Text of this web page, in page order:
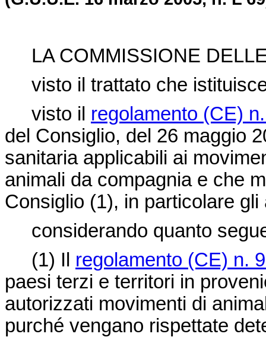
LA COMMISSIONE
visto il trattato che
visto il regolamento (CE)
del Consiglio, del 26 maggio
sanitaria applicabili ai
animali da compagnia e che
Consiglio (1), in particolare gli
considerando quanto
(1) Il regolamento (CE) n.
paesi terzi e territori in
autorizzati movimenti di
purché vengano rispettate